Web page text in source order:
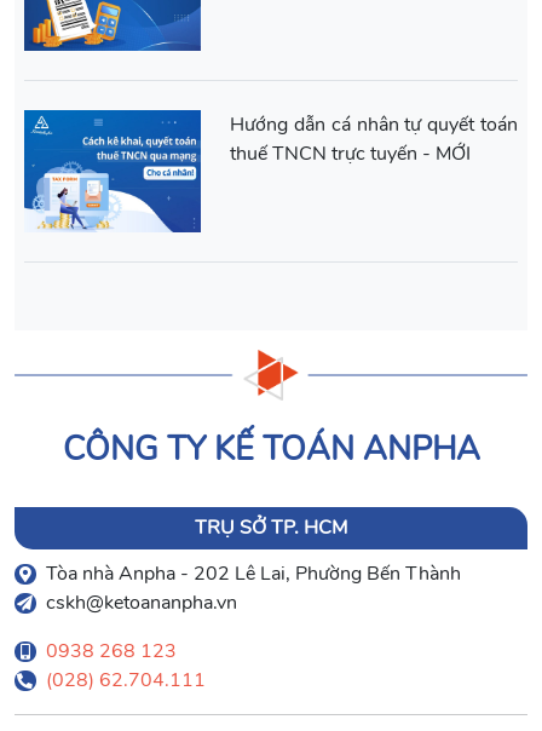
Hướng dẫn cá nhân tự quyết toán
thuế TNCN trực tuyến - MỚI
CÔNG TY KẾ TOÁN ANPHA
TRỤ SỞ TP. HCM
Tòa nhà Anpha - 202 Lê Lai, Phường Bến Thành
cskh@ketoananpha.vn
0938 268 123
(028) 62.704.111